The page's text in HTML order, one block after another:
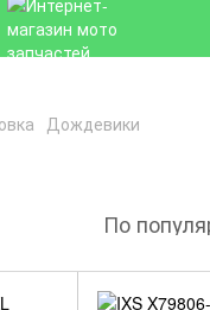
Дождевики
По